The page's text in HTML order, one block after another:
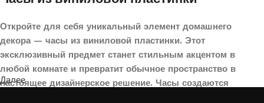
Откройте для себя уникальный элемент домашнего
декора — часы из виниловой пластинки. Этот
эксклюзивный предмет станет стильным акцентом в
любой комнате и превратит обычное пространство в
настоящее дизайнерское решение. Часы создаются
Далее